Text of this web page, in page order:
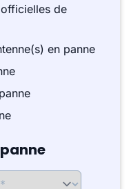
de
en panne